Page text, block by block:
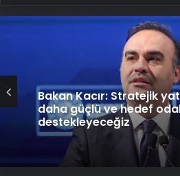
Bakan Kacır: Stratejik
daha güçlü ve hedef
destekleyeceğiz